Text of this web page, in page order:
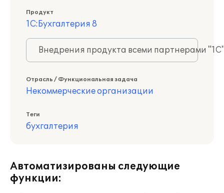
Продукт
1С:Бухгалтерия 8
Внедрения продукта всеми партнерами
Отрасль / Функциональная задача
Некоммерческие организации
Теги
бухгалтерия
Автоматизированы следующие
функции: